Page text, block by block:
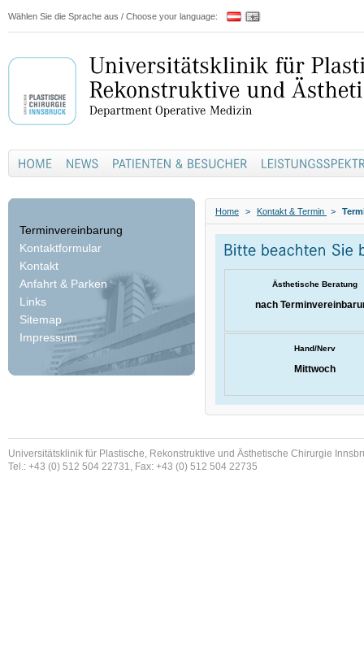
Wählen Sie die Sprache aus / Choose your language:
Terminvereinbarung
Kontaktformular
Kontakt
Anfahrt & Parken
Links
Sitemap
Impressum
Home > Kontakt & Termin >
Ästhetische Beratung
nach
Hand/Nerv
Mittwoch
Universitätsklinik für Plastische, Rekonstruktive und Ästhetische Chirurgie
Tel.: +43 (0) 512 504 22731, Fax: +43 (0) 512 504 22735